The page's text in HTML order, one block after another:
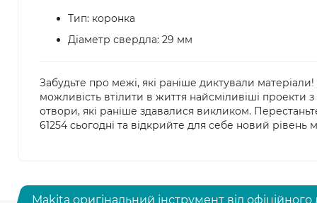
Тип: коронка
Діаметр свердла: 29 мм
Забудьте про межі, які раніше диктували
можливість втілити в життя найсміливіші проекти
отвори, які раніше здавалися викликом.
61254 сьогодні та відкрийте для себе новий
Makita оригінальний інструмент від офіційного